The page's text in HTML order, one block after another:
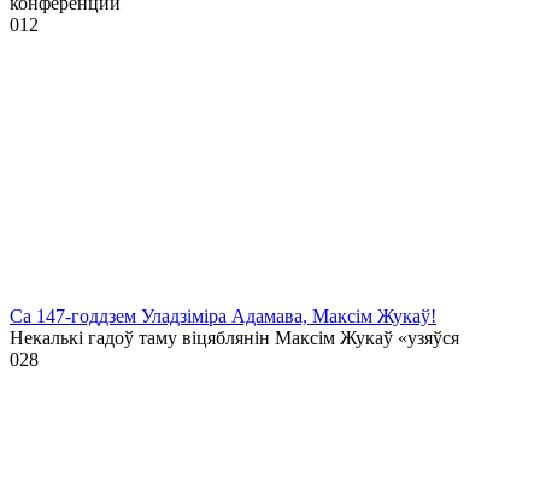
012
Са 147-годдзем Уладзіміра Адамава, Максім Жукаў!
Некалькі гадоў таму віцяблянін Максім Жукаў «узяўся
028